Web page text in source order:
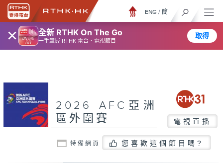
× 全新 RTHK On The Go
一手掌握 RTHK 電台、電視節目
取得
ENG / 簡
2026 AFC亞洲
區外圍賽
電視直播
特備網頁 您喜歡這個節目嗎?